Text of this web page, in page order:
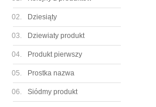
02. Dziesiąty
03. Dziewiaty produkt
04. Produkt pierwszy
05. Prostka nazwa
06. Siódmy produkt